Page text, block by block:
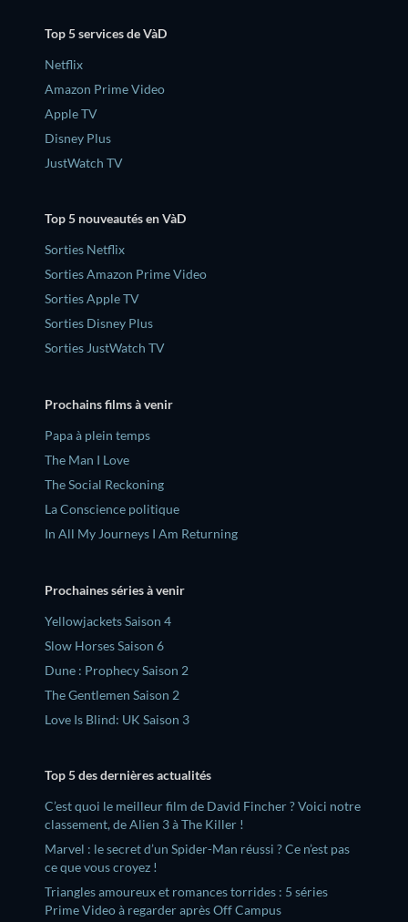
Top 5 services de VàD
Netflix
Amazon Prime Video
Apple TV
Disney Plus
JustWatch TV
Top 5 nouveautés en VàD
Sorties Netflix
Sorties Amazon Prime Video
Sorties Apple TV
Sorties Disney Plus
Sorties JustWatch TV
Prochains films à venir
‎Papa à plein temps
The Man I Love
The Social Reckoning
La Conscience politique
In All My Journeys I Am Returning
Prochaines séries à venir
Yellowjackets Saison 4
Slow Horses Saison 6
Dune : Prophecy Saison 2
The Gentlemen Saison 2
Love Is Blind: UK Saison 3
Top 5 des dernières actualités
C’est quoi le meilleur film de David Fincher ? Voici notre
classement, de Alien 3 à The Killer !
Marvel : le secret d’un Spider-Man réussi ? Ce n’est pas
ce que vous croyez !
Triangles amoureux et romances torrides : 5 séries
Prime Video à regarder après Off Campus